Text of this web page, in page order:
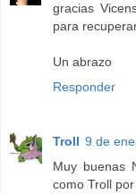
gracias
para
Un abrazo
Responder
Troll 9 de
Muy buenas
como Troll